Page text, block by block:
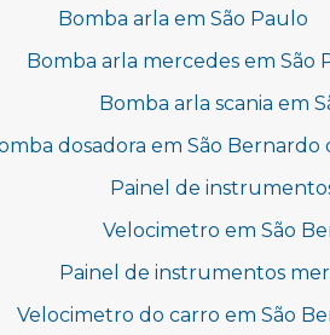
Bomba arla em São Paulo
Bomba arla mercedes em São
Bomba arla scania em
dosadora em São Bernardo
Painel de
Velocimetro em São
Painel de instrumentos
Velocimetro do carro em São